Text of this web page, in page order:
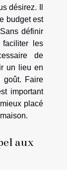
désirez. Il
budget est
définir
les
de
un lieu en
goût. Faire
important
placé
aux